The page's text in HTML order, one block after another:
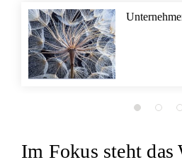
Im Fokus steht das